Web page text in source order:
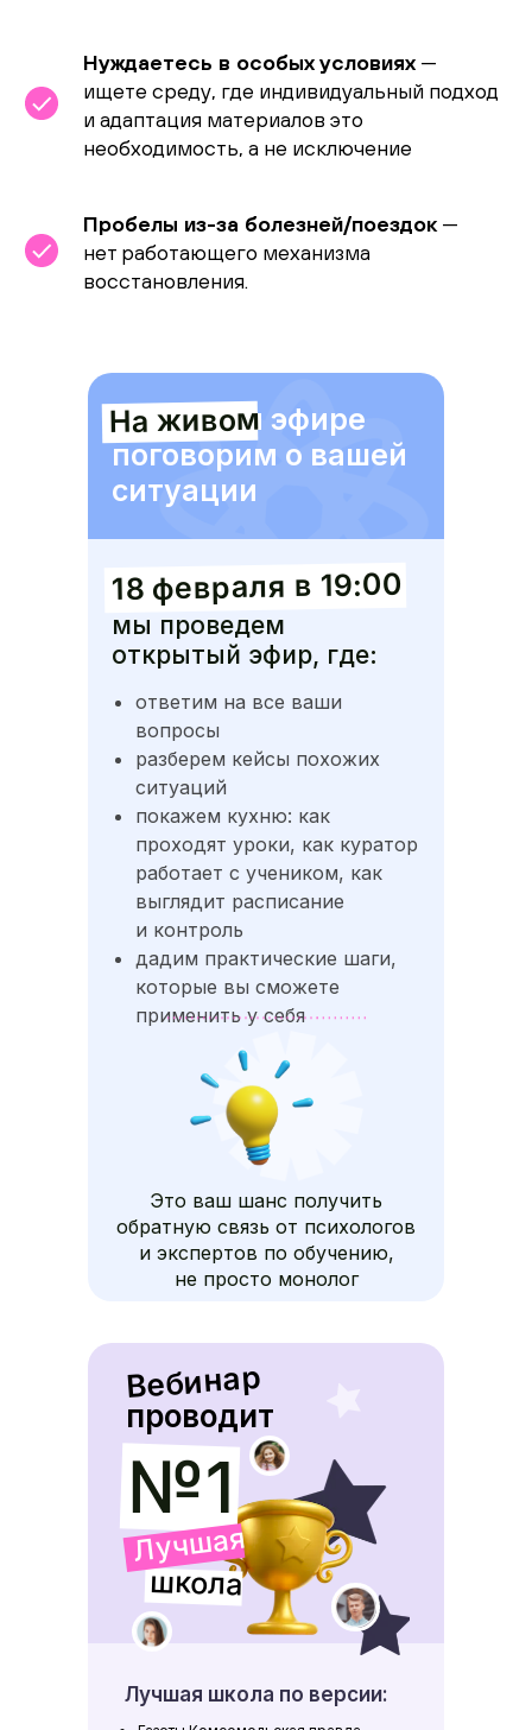
Нуждаетесь в особых условиях —
ищете среду, где индивидуальный подход
и адаптация материалов это
необходимость, а не исключение
Пробелы из-за болезней/поездок —
нет работающего механизма
восстановления.
На живом эфире
поговорим о вашей
ситуации
На живом
18 февраля в 19:00
мы проведем
открытый эфир, где:
ответим на все ваши
вопросы
разберем кейсы похожих
ситуаций
покажем кухню: как
проходят уроки, как куратор
работает с учеником, как
выглядит расписание
и контроль
дадим практические шаги,
которые вы сможете
применить у себя
Это ваш шанс получить
обратную связь от психологов
и экспертов по обучению,
не просто монолог
школа
№1
Лучшая
проводит
Вебинар
Лучшая школа по версии: